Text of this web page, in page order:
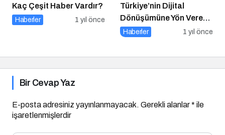
Kaç Çeşit Haber Vardır?
Haberler 1 yıl önce
Türkiye’nin Dijital
Dönüşümüne Yön Veren
15 Platform
Haberler 1 yıl önce
Bir Cevap Yaz
E-posta adresiniz yayınlanmayacak. Gerekli alanlar* ile
işaretlenmişlerdir